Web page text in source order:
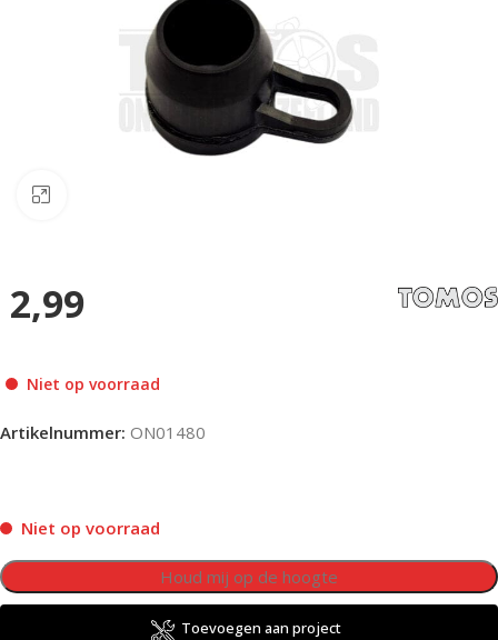
2,99
Niet op voorraad
Artikelnummer: ON01480
Niet op voorraad
Toevoegen aan project